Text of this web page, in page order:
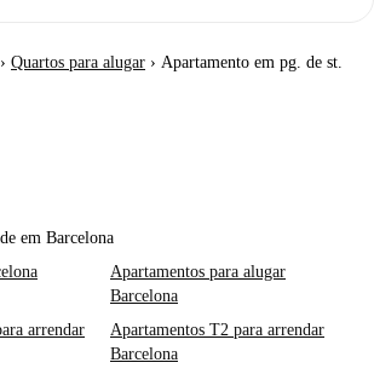
› Quartos para alugar › Apartamento em pg. de st.
em Barcelona
Apartamentos para alugar
Barcelona
arrendar
Apartamentos T2 para arrendar
Barcelona